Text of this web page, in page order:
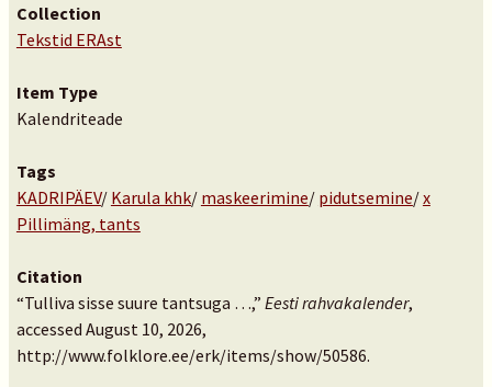
Collection
Tekstid ERAst
Item Type
Kalendriteade
Tags
KADRIPÄEV/ Karula khk/ maskeerimine/ pidutsemine/x
Pillimäng, tants
Citation
“Tulliva sisse suure tantsuga …,” Eesti rahvakalender,
accessed August 10, 2026,
http://www.folklore.ee/erk/items/show/50586.